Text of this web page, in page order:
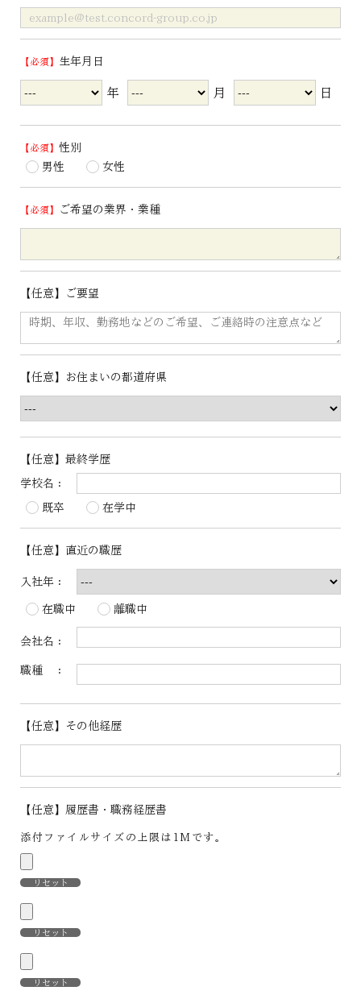
生年月日
年 月 日
性別
男性
女性
ご希望の業界・業種
【任意】ご要望
【任意】お住まいの都道府県
【任意】最終学歴
学校名：
既卒 在学中
【任意】直近の職歴
入社年：
在職中 離職中
会社名：
職種 ：
【任意】その他経歴
【任意】履歴書・職務経歴書
添付ファイルサイズの上限は1Mです。
リセット
リセット
リセット